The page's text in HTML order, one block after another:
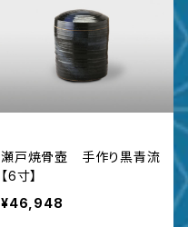
瀬戸焼骨壺 手作り黒青流
【6寸】
¥46,948